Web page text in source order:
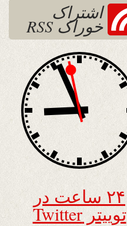
اشتراک
خوراک RSS
۲۴ ساعت در
توییتر Twitter